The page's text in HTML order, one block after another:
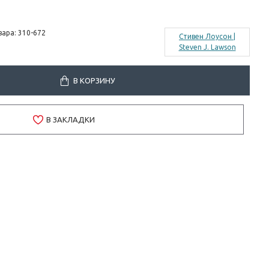
310-672
Стивен Лоусон |
Steven J. Lawson
В КОРЗИНУ
В ЗАКЛАДКИ